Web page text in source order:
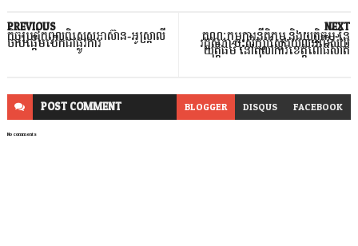
NEXT
គណៈកម្មការនីតិកម្ម និងយុត្តិធម៌ នៃ
រដ្ឋសភា ចុះសិក្សាស្វែងយល់អំពីវិស័យ
យុត្តិធម៌ នៅតុលាការខេត្តពោធិ៍សាត់
PREVIOUS
កិច្ចប្រជុំកំពូលពិសេសអាស៊ាន-អូស្ត្រាលី
ចាប់ផ្តើមបើកជាផ្លូវការ
POSTCOMMENT BLOGGER DISQUS FACEBOOK
No comments